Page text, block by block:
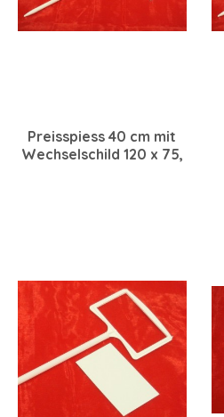
Preisspiess 40 cm mit
Wechselschild 120 x 75,